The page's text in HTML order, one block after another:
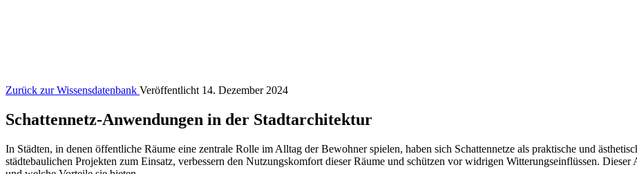
Zurück zur Wissensdatenbank Veröffentlicht 14. Dezember 2024
Schattennetz-Anwendungen in der Stadtarchitektur
In Städten, in denen öffentliche Räume eine zentrale Rolle im Alltag der Bewohner spielen, haben sich Schattennetze als praktische und
städtebaulichen Projekten zum Einsatz, verbessern den Nutzungskomfort dieser Räume und schützen vor widrigen Witterungseinflüssen.